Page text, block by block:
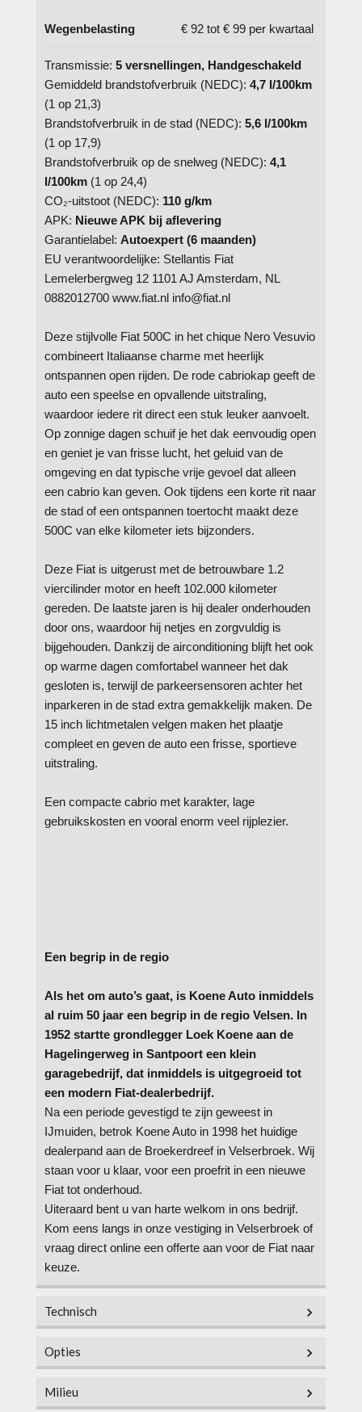
Wegenbelasting € 92 tot € 99 per kwartaal
Transmissie:5 versnellingen, Handgeschakeld
Gemiddeld brandstofverbruik (NEDC):4,7 l/100km
(1 op 21,3)
Brandstofverbruik in de stad (NEDC):5,6 l/100km
(1 op 17,9)
Brandstofverbruik op de snelweg (NEDC):4,1
l/100km (1 op 24,4)
CO₂-uitstoot (NEDC): 110 g/km
APK: Nieuwe APK bij aflevering
Garantielabel:Autoexpert (6 maanden)
EU verantwoordelijke: Stellantis Fiat
Lemelerbergweg 12 1101 AJ Amsterdam, NL
0882012700 www.fiat.nl info@fiat.nl
Deze stijlvolle Fiat 500C in het chique Nero Vesuvio
combineert Italiaanse charme met heerlijk
ontspannen open rijden. De rode cabriokap geeft de
auto een speelse en opvallende uitstraling,
waardoor iedere rit direct een stuk leuker aanvoelt.
Op zonnige dagen schuif je het dak eenvoudig open
en geniet je van frisse lucht, het geluid van de
omgeving en dat typische vrije gevoel dat alleen
een cabrio kan geven. Ook tijdens een korte rit naar
de stad of een ontspannen toertocht maakt deze
500C van elke kilometer iets bijzonders.
Deze Fiat is uitgerust met de betrouwbare 1.2
viercilinder motor en heeft 102.000 kilometer
gereden. De laatste jaren is hij dealer onderhouden
door ons, waardoor hij netjes en zorgvuldig is
bijgehouden. Dankzij de airconditioning blijft het ook
op warme dagen comfortabel wanneer het dak
gesloten is, terwijl de parkeersensoren achter het
inparkeren in de stad extra gemakkelijk maken. De
15 inch lichtmetalen velgen maken het plaatje
compleet en geven de auto een frisse, sportieve
uitstraling.
Een compacte cabrio met karakter, lage
gebruikskosten en vooral enorm veel rijplezier.
Een begrip in de regio
Als het om auto’s gaat, is Koene Auto inmiddels
al ruim 50 jaar een begrip in de regio Velsen. In
1952 startte grondlegger Loek Koene aan de
Hagelingerweg in Santpoort een klein
garagebedrijf, dat inmiddels is uitgegroeid tot
een modern Fiat-dealerbedrijf.
Na een periode gevestigd te zijn geweest in
IJmuiden, betrok Koene Auto in 1998 het huidige
dealerpand aan de Broekerdreef in Velserbroek. Wij
staan voor u klaar, voor een proefrit in een nieuwe
Fiat tot onderhoud.
Uiteraard bent u van harte welkom in ons bedrijf.
Kom eens langs in onze vestiging in Velserbroek of
vraag direct online een offerte aan voor de Fiat naar
keuze.
Technisch
Vermogen
Aantal cilinders
Opties
Overig
Milieu